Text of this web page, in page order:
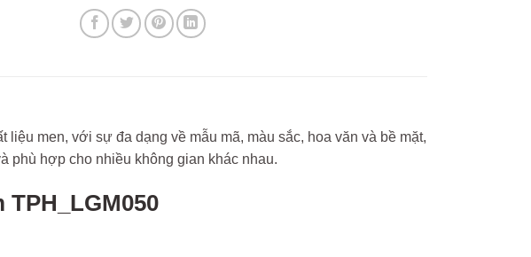
liệu men, với sự đa dạng về mẫu mã, màu sắc, hoa văn và bề mặt,
phù hợp cho nhiều không gian khác nhau.
TPH_LGM050